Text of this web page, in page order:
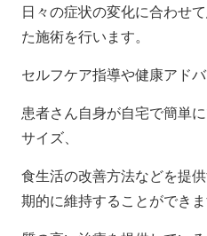
日々の症状の変化に合わせ
た施術を行います。
セルフケア指導や健康アド
患者さん自身が自宅で簡単
サイズ、
食生活の改善方法などを提
期的に維持することができま